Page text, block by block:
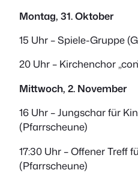
Montag, 31. Oktober
15 Uhr – Spiele-Gruppe
20 Uhr – Kirchenchor
Mittwoch, 2. November
16 Uhr – Jungschar für
(Pfarrscheune)
17:30 Uhr – Offener Treff
(Pfarrscheune)